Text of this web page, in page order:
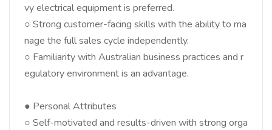
vy electrical equipment is preferred.
○ Strong customer-facing skills with the ability to ma
nage the full sales cycle independently.
○ Familiarity with Australian business practices and r
egulatory environment is an advantage.
● Personal Attributes
○ Self-motivated and results-driven with strong orga